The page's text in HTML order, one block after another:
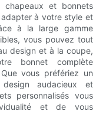
chapeaux et bonnets
à votre style et
à la large gamme
vous pouvez tout
design et à la coupe,
bonnet complète
vous préfériez un
audacieux et
personnalisés vous
et de vous